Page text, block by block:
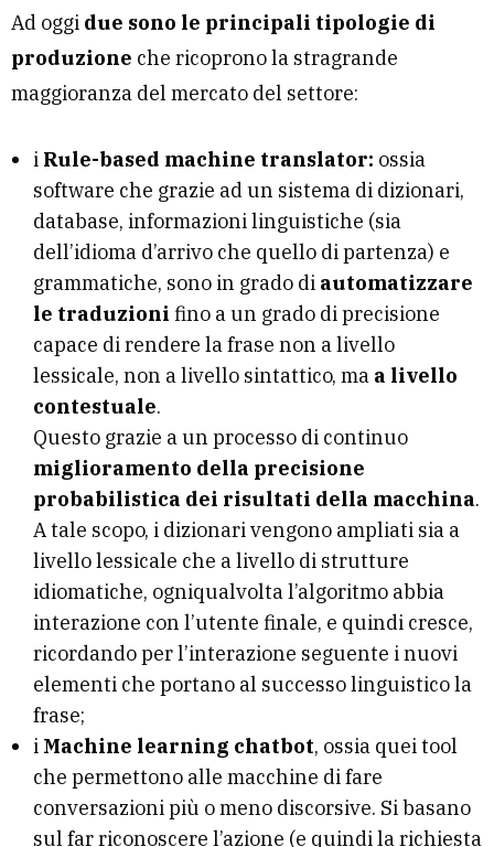
Ad oggi due sono le principali tipologie di
produzione che ricoprono la stragrande
maggioranza del mercato del settore:
i Rule-based machine translator: ossia
software che grazie ad un sistema di dizionari,
database, informazioni linguistiche (sia
dell’idioma d’arrivo che quello di partenza) e
grammatiche, sono in grado di automatizzare
le traduzioni fino a un grado di precisione
capace di rendere la frase non a livello
lessicale, non a livello sintattico, ma a livello
contestuale.
Questo grazie a un processo di continuo
miglioramento della precisione
probabilistica dei risultati della macchina.
A tale scopo, i dizionari vengono ampliati sia a
livello lessicale che a livello di strutture
idiomatiche, ogniqualvolta l’algoritmo abbia
interazione con l’utente finale, e quindi cresce,
ricordando per l’interazione seguente i nuovi
elementi che portano al successo linguistico la
frase;
i Machine learning chatbot, ossia quei tool
che permettono alle macchine di fare
conversazioni più o meno discorsive. Si basano
sul far riconoscere l’azione (e quindi la richiesta